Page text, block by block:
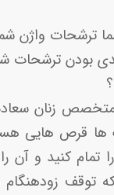
زنان سعادت
ها قرص هایی
تمام کنید و